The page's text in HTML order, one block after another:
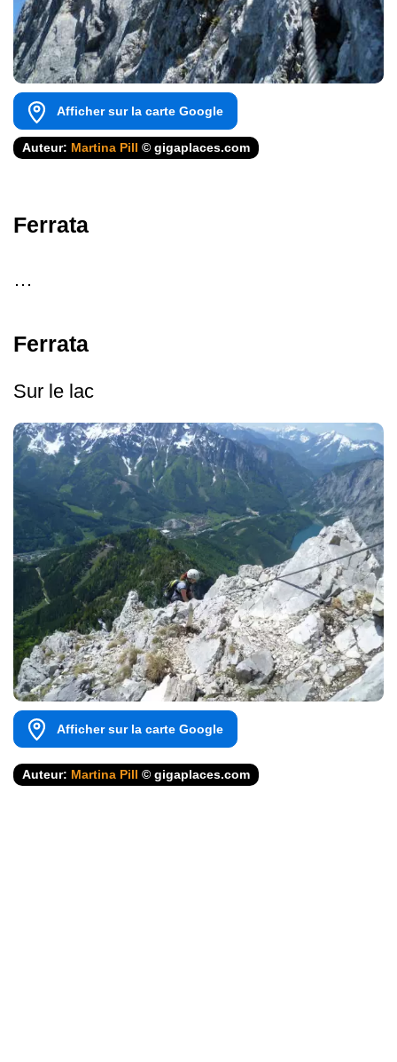
Afficher sur la carte Google
Auteur: Martina Pill © gigaplaces.com
Ferrata
…
Ferrata
Sur le lac
Afficher sur la carte Google
Auteur: Martina Pill © gigaplaces.com